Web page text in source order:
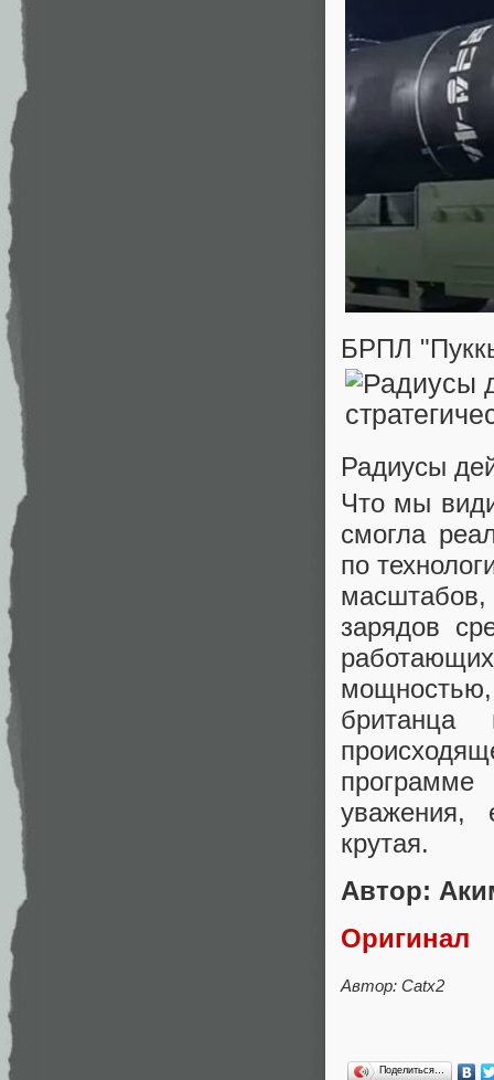
БРПЛ
Радиусы
Что мы
смогла
по
зарядов
программе
уважения,
крутая.
Автор:
Оригинал
Автор: Catx2
Поделиться…